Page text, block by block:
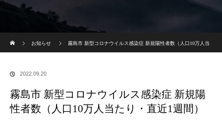
お知らせ
霧島市 新型コロナウイルス感染症 新規陽性者数（人口10万人当
2022.09.20
霧島市 新型コロナウイルス感染症 新規陽
性者数（人口10万人当たり・直近1週間）